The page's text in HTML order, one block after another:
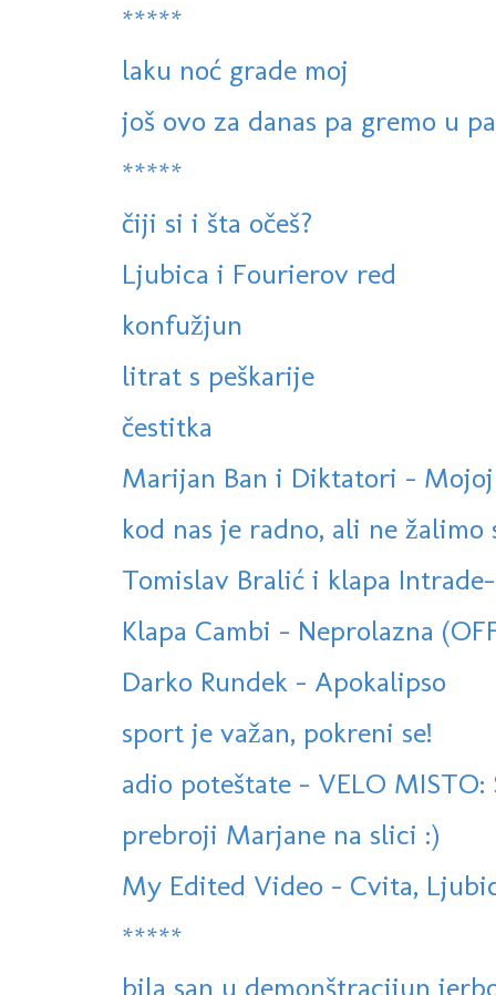
*****
laku noć grade moj
još ovo za danas pa gremo u
*****
čiji si i šta očeš?
Ljubica i Fourierov red
konfužjun
litrat s peškarije
čestitka
Marijan Ban i Diktatori -
kod nas je radno, ali ne žalimo
Tomislav Bralić i klapa
Klapa Cambi - Neprolazna
Darko Rundek - Apokalipso
sport je važan, pokreni se!
adio poteštate - VELO MISTO:
prebroji Marjane na slici :)
My Edited Video - Cvita,
*****
bila san u demonštracijun